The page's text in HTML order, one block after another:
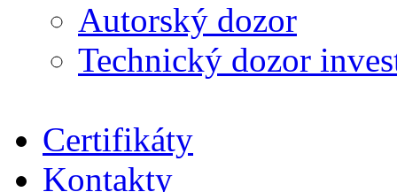
Autorský dozor
Technický dozor
Certifikáty
Kontakty